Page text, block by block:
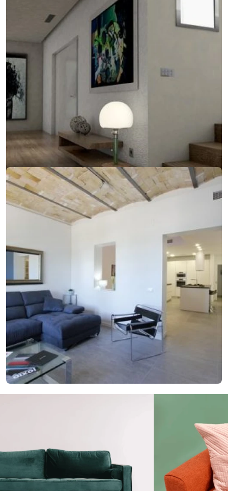
Jednoduchý dizajn, ktorý sa zameriava na detail
Jednoduchý dizajn, ktorý sa zameriava na detail
29. januára 2018
Nový nápad pre lepšie bývanie? Vyskúšajte
elegantné členenie interiéru
Nový nápad pre lepšie bývanie? Vyskúšajte elegantné členenie
interiéru